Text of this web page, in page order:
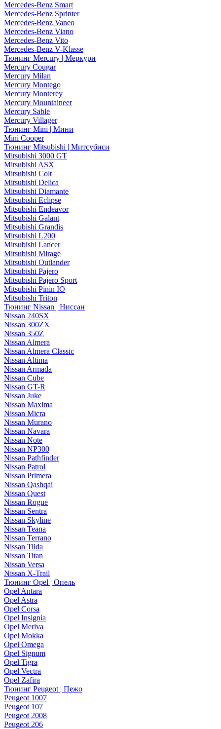
Mercedes-Benz Smart
Mercedes-Benz Sprinter
Mercedes-Benz Vaneo
Mercedes-Benz Viano
Mercedes-Benz Vito
Mercedes-Benz V-Klasse
Тюнинг Mercury | Меркури
Mercury Cougar
Mercury Milan
Mercury Montego
Mercury Monterey
Mercury Mountaineer
Mercury Sable
Mercury Villager
Тюнинг Mini | Мини
Mini Cooper
Тюнинг Mitsubishi | Митсубиси
Mitsubishi 3000 GT
Mitsubishi ASX
Mitsubishi Colt
Mitsubishi Delica
Mitsubishi Diamante
Mitsubishi Eclipse
Mitsubishi Endeavor
Mitsubishi Galant
Mitsubishi Grandis
Mitsubishi L200
Mitsubishi Lancer
Mitsubishi Mirage
Mitsubishi Outlander
Mitsubishi Pajero
Mitsubishi Pajero Sport
Mitsubishi Pinin IO
Mitsubishi Triton
Тюнинг Nissan | Ниссан
Nissan 240SX
Nissan 300ZX
Nissan 350Z
Nissan Almera
Nissan Almera Classic
Nissan Altima
Nissan Armada
Nissan Cube
Nissan GT-R
Nissan Juke
Nissan Maxima
Nissan Micra
Nissan Murano
Nissan Navara
Nissan Note
Nissan NP300
Nissan Pathfinder
Nissan Patrol
Nissan Primera
Nissan Qashqai
Nissan Quest
Nissan Rogue
Nissan Sentra
Nissan Skyline
Nissan Teana
Nissan Terrano
Nissan Tiida
Nissan Titan
Nissan Versa
Nissan X-Trail
Тюнинг Opel | Опель
Opel Antara
Opel Astra
Opel Corsa
Opel Insignia
Opel Meriva
Opel Mokka
Opel Omega
Opel Signum
Opel Tigra
Opel Vectra
Opel Zafira
Тюнинг Peugeot | Пежо
Peugeot 1007
Peugeot 107
Peugeot 2008
Peugeot 206